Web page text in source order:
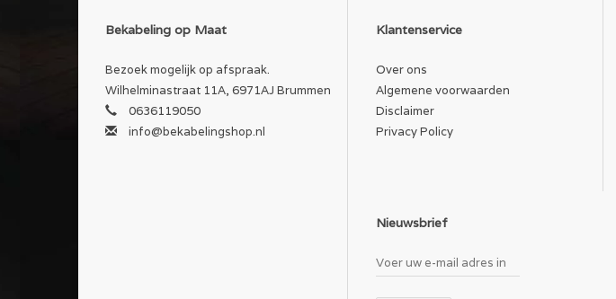
Bekabeling op Maat
Bezoek mogelijk op afspraak.
Wilhelminastraat 11A, 6971AJ Brummen
0636119050
info@bekabelingshop.nl
Klantenservice
Over ons
Algemene voorwaarden
Disclaimer
Privacy Policy
Nieuwsbrief